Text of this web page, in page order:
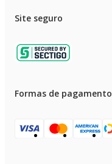
Site seguro
Formas de pagamento